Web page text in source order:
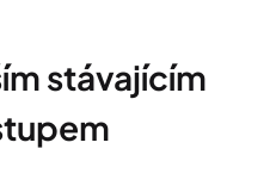
stávajícím